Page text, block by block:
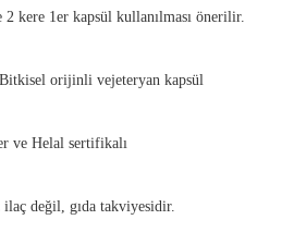
kere 1er kapsül kullanılması önerilir.
orijinli vejeteryan kapsül
ve Helal sertifikalı
değil, gıda takviyesidir.